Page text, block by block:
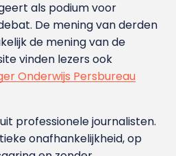
als podium voor
De mening van derden
de mening van de
vinden lezers ook
Onderwijs Persbureau
professionele journalisten.
onafhankelijkheid, op